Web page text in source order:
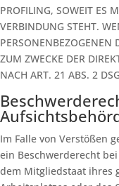
PROFILING, SOWEIT ES
VERBINDUNG STEHT.
PERSONENBEZOGENEN
ZUM ZWECKE DER
NACH ART. 21 ABS. 2
Im Falle von Verstößen
ein Beschwerderecht
dem Mitgliedstaat ihres